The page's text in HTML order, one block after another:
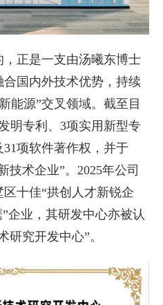
正是一支由汤曦东博士
国内外技术优势，持续
能源”交叉领域。截至目
明专利、3项实用新型专
项软件著作权，并于
技术企业”。2025年公司
十佳“拱创人才新锐企
企业，其研发中心亦被认
研究开发中心”。